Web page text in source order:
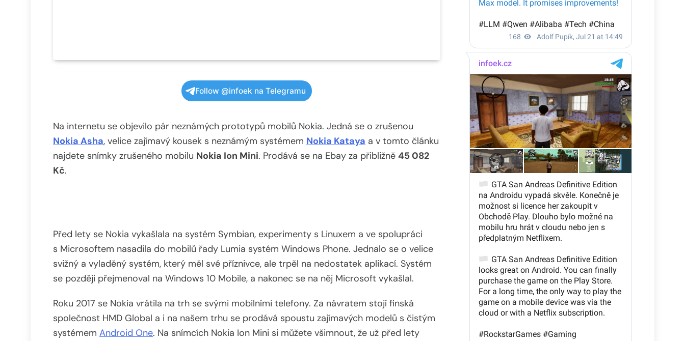
Follow @infoek na Telegramu
Na internetu se objevilo pár neznámých prototypů mobilů Nokia. Jedná se o zrušenou
Nokia Asha, velice zajímavý kousek s neznámým systémem Nokia Kataya a v tomto článku
najdete snímky zrušeného mobilu Nokia Ion Mini. Prodává se na Ebay za přibližně 45 082
Kč.
Před lety se Nokia vykašlala na systém Symbian, experimenty s Linuxem a ve spolupráci
s Microsoftem nasadila do mobilů řady Lumia systém Windows Phone. Jednalo se o velice
svižný a vyladěný systém, který měl své příznivce, ale trpěl na nedostatek aplikací. Systém
se později přejmenoval na Windows 10 Mobile, a nakonec se na něj Microsoft vykašlal.
Roku 2017 se Nokia vrátila na trh se svými mobilními telefony. Za návratem stojí finská
společnost HMD Global a i na našem trhu se prodává spoustu zajímavých modelů s čistým
systémem Android One. Na snímcích Nokia Ion Mini si můžete všimnout, že už před lety